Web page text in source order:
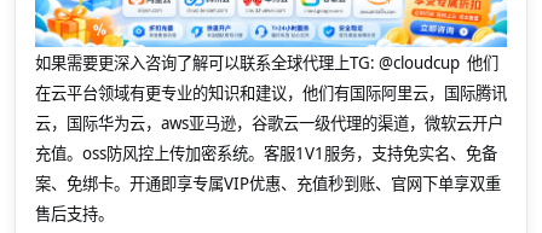
如果需要更深入咨询了解可以联系全球代理上TG: @cloudcup 他们
在云平台领域有更专业的知识和建议，他们有国际阿里云，国际腾讯
云，国际华为云，aws亚马逊，谷歌云一级代理的渠道，微软云开户
充值。oss防风控上传加密系统。客服1V1服务，支持免实名、免备
案、免绑卡。开通即享专属VIP优惠、充值秒到账、官网下单享双重
售后支持。